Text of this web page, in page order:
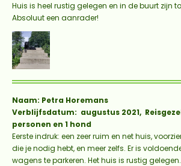
Huis is heel rustig gelegen en in de buurt zijn
Absoluut een aanrader!
Naam: Petra Horemans
Verblijfsdatum: augustus 2021,
personen en 1 hond
Eerste indruk: een zeer ruim en net huis,
die je nodig hebt, en meer zelfs. Er is
wagens te parkeren. Het huis is rustig